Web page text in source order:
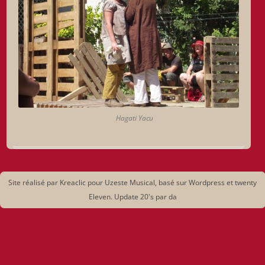
Hagati Yacu
Site réalisé par Kreaclic pour Uzeste Musical, basé sur Wordpress et twenty
Eleven. Update 20's par da